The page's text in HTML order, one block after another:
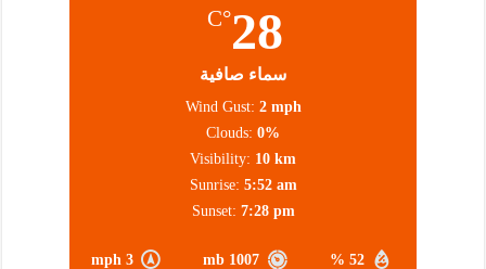
28
°C
سماء صافية
52 %
1007 mb
3 mph
Wind Gust: 2 mph
Clouds: 0%
Visibility: 10 km
Sunrise: 5:52 am
Sunset: 7:28 pm